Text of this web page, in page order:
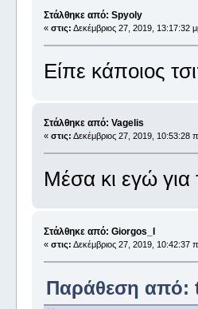
Στάλθηκε από: Spyoly
« στις: Δεκέμβριος 27, 2019, 13:17:32
Είπε κάποιος
Στάλθηκε από: Vagelis
« στις: Δεκέμβριος 27, 2019, 10:53:28
Μέσα κι εγώ
Στάλθηκε από: Giorgos_I
« στις: Δεκέμβριος 27, 2019, 10:42:37
Παράθεση από: